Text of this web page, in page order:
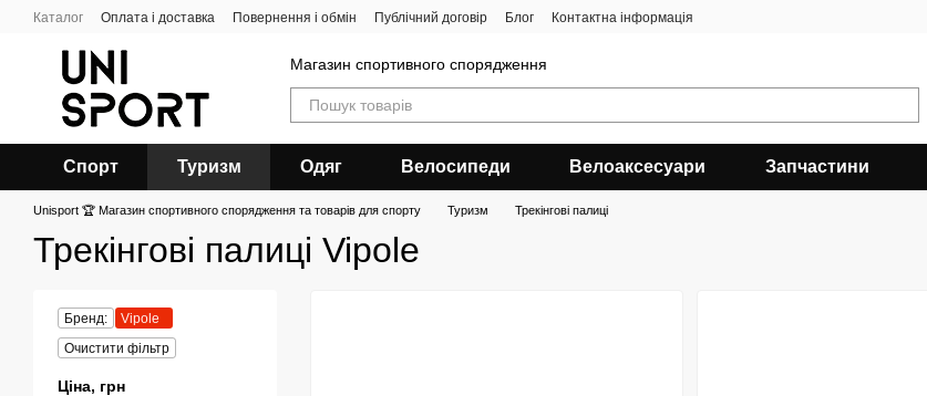
Перейти до основного контенту
Каталог Оплата і доставка Повернення і обмін Публічний договір Блог Контактна інформація
Магазин спортивного спорядження
Спорт Туризм Одяг Велосипеди Велоаксесуари Запчастини
Unisport 🏆 Магазин спортивного спорядження та товарів для спорту Туризм Трекінгові палиці
Трекінгові палиці Vipole
Бренд:
Vipole
Очистити фільтр
Ціна, грн